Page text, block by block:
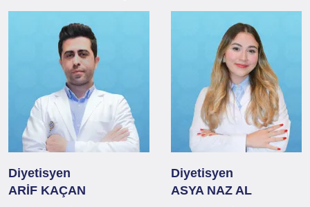
Diyetisyen
ARİF KAÇAN
Diyetisyen
ASYA NAZ AL